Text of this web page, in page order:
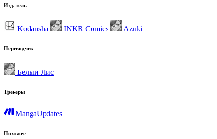
Издатель
Kodansha INKR Comics Azuki
Переводчик
Белый Лис
Трекеры
MangaUpdates
Похожее